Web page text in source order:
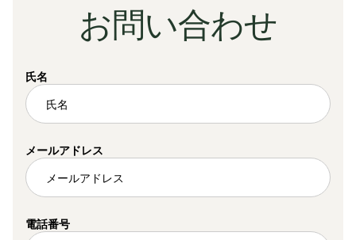
お問い合わせ
氏名
メールアドレス
電話番号